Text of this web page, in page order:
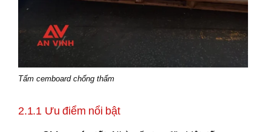
Tấm cemboard chống thấm
2.1.1 Ưu điểm nổi bật